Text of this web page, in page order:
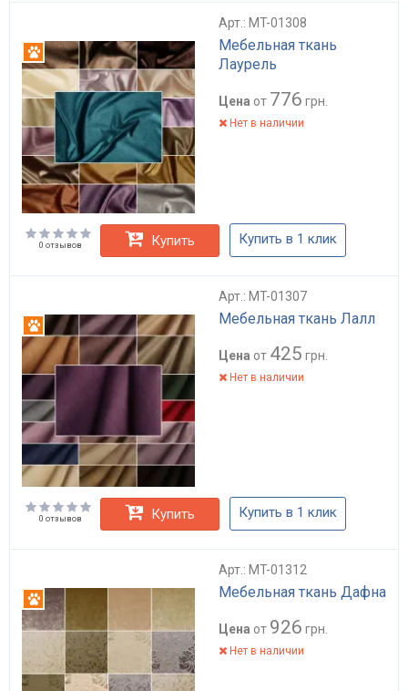
Арт.: MT-01308
Мебельная ткань
Лаурель
Антикоготь
Цена от 776 грн.
Нет в наличии
0 отзывов Купить Купить в 1 клик
Арт.: MT-01307
Мебельная ткань Лалл
Антикоготь
Цена от 425 грн.
Нет в наличии
0 отзывов Купить Купить в 1 клик
Арт.: MT-01312
Мебельная ткань Дафна
Антикоготь
Цена от 926 грн.
Нет в наличии